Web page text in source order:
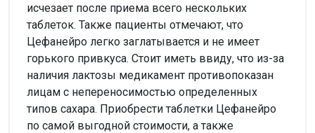
исчезает после приема всего нескольких
таблеток. Также пациенты отмечают, что
Цефанейро легко заглатывается и не имеет
горького привкуса. Стоит иметь ввиду, что из-за
наличия лактозы медикамент противопоказан
лицам с непереносимостью определенных
типов сахара. Приобрести таблетки Цефанейро
по самой выгодной стоимости, а также